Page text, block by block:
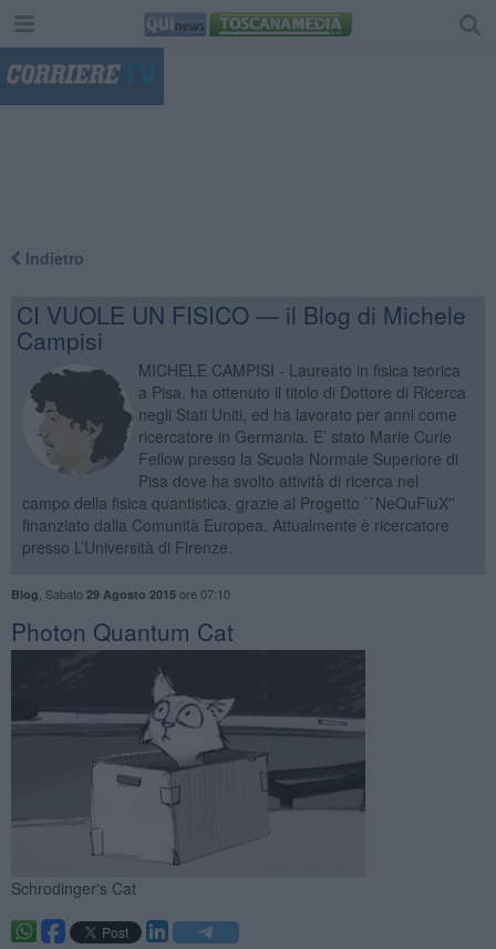
Indietro
CI VUOLE UN FISICO — il Blog di Michele
Campisi
MICHELE CAMPISI - Laureato in fisica teorica
a Pisa, ha ottenuto il titolo di Dottore di Ricerca
negli Stati Uniti, ed ha lavorato per anni come
ricercatore in Germania. E’ stato Marie Curie
Fellow presso la Scuola Normale Superiore di
Pisa dove ha svolto attività di ricerca nel
campo della fisica quantistica, grazie al Progetto ``NeQuFluX''
finanziato dalla Comunità Europea. Attualmente è ricercatore
presso L’Università di Firenze.
Blog Sabato 29 Agosto 2015ore 07:10
Photon Quantum Cat
Schrodinger's Cat